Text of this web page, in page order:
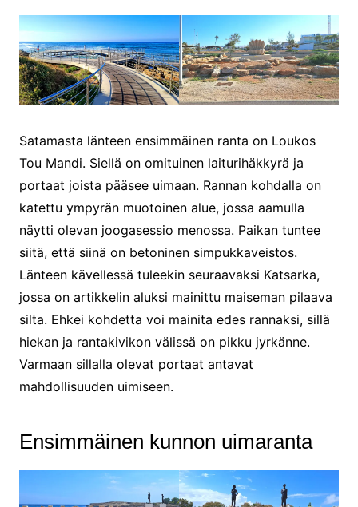
Satamasta länteen ensimmäinen ranta on Loukos
Tou Mandi. Siellä on omituinen laiturihäkkyrä ja
portaat joista pääsee uimaan. Rannan kohdalla on
katettu ympyrän muotoinen alue, jossa aamulla
näytti olevan joogasessio menossa. Paikan tuntee
siitä, että siinä on betoninen simpukkaveistos.
Länteen kävellessä tuleekin seuraavaksi Katsarka,
jossa on artikkelin aluksi mainittu maiseman pilaava
silta. Ehkei kohdetta voi mainita edes rannaksi, sillä
hiekan ja rantakivikon välissä on pikku jyrkänne.
Varmaan sillalla olevat portaat antavat
mahdollisuuden uimiseen.
Ensimmäinen kunnon uimaranta